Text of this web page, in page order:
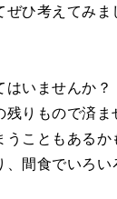
ひ考えてみま
いませんか？
りもので済ま
こともあるか
間食でいろ